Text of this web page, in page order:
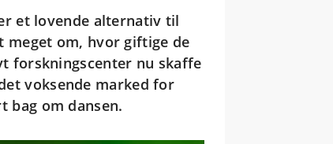
et lovende alternativ til
om, hvor giftige de
forskningscenter nu skaffe
voksende marked for
bag om dansen.